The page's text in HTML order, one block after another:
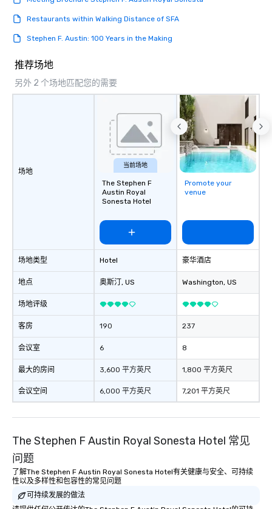
Restaurants within Walking Distance of SFA
Stephen F. Austin: 100 Years in the Making
推荐场地
另外 2 个场地匹配您的需要
场地
场地类型
地点
场地评级
客房
会议室
最大的房间
会议空间
当前场地
The Stephen F
Austin Royal
Sonesta Hotel
Hotel
奥斯汀, US
190
6
3,600 平方英尺
6,000 平方英尺
Promote your
venue
豪华酒店
Washington, US
237
8
1,800 平方英尺
7,201 平方英尺
The Stephen F Austin Royal Sonesta Hotel 常见
问题
了解The Stephen F Austin Royal Sonesta Hotel有关健康与安全、可持续
性以及多样性和包容性的常见问题
可持续发展的做法